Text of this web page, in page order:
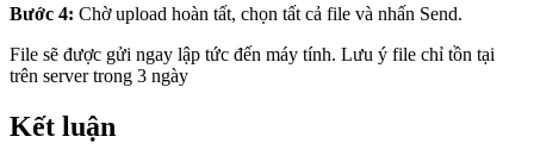
Bước 4: Chờ upload hoàn tất, chọn tất cả file và nhấn Send.
File sẽ được gửi ngay lập tức đến máy tính. Lưu ý file chỉ tồn tại
trên server trong 3 ngày
Kết luận